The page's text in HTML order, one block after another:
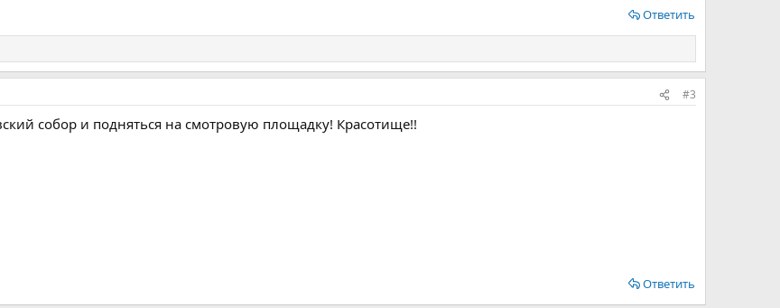
Ответить
#3
собор и подняться на смотровую площадку! Красотище!!
Ответить